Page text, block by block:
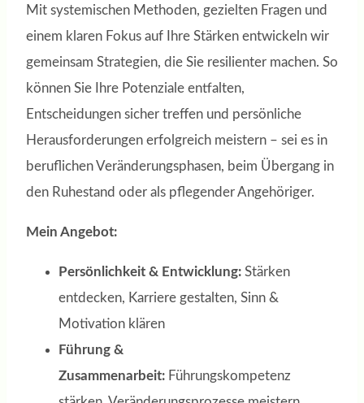
Mit systemischen Methoden, gezielten Fragen und
einem klaren Fokus auf Ihre Stärken entwickeln wir
gemeinsam Strategien, die Sie resilienter machen. So
können Sie Ihre Potenziale entfalten,
Entscheidungen sicher treffen und persönliche
Herausforderungen erfolgreich meistern – sei es in
beruflichen Veränderungsphasen, beim Übergang in
den Ruhestand oder als pflegender Angehöriger.
Mein Angebot:
Persönlichkeit & Entwicklung: Stärken
entdecken, Karriere gestalten, Sinn &
Motivation klären
Führung &
Zusammenarbeit: Führungskompetenz